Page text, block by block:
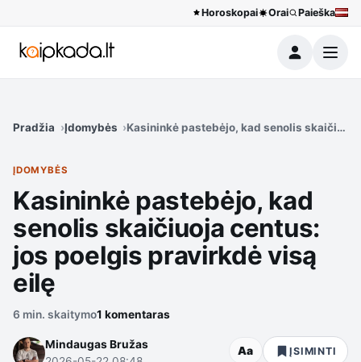
Horoskopai Orai Paieška
Meniu
Pradžia Įdomybės Kasininkė pastebėjo, kad senolis
ĮDOMYBĖS
Kasininkė pastebėjo, kad
senolis skaičiuoja centus:
jos poelgis pravirkdė visą
eilę
6 min. skaitymo1 komentaras
Mindaugas Bružas
Aa ĮSIMINTI